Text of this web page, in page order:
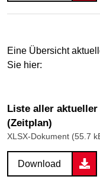
Eine Übersicht
Sie hier:
Liste aller
(Zeitplan)
XLSX-Dokument (55.7
Download